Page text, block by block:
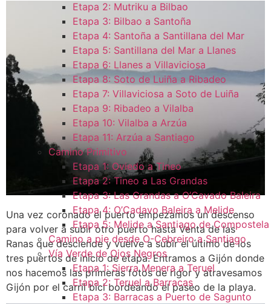
Etapa 2: Mutriku a Bilbao
Etapa 3: Bilbao a Santoña
Etapa 4: Santoña a Santillana del Mar
Etapa 5: Santillana del Mar a Llanes
Etapa 6: Llanes a Villaviciosa
Etapa 8: Soto de Luiña a Ribadeo
Etapa 7: Villaviciosa a Soto de Luiña
Etapa 9: Ribadeo a Vilalba
Etapa 10: Vilalba a Arzúa
Etapa 11: Arzúa a Santiago
Camino Primitivo
Etapa 1: Oviedo a Tineo
Etapa 2: Tineo a Las Grandas
Etapa 3: Las Grandas a O’Cavado Baleira
Etapa 4: O’Cadavo Baleira a Melide
Etapa 5: Melide a Santiago de Compostela
Camino a pie desde O-Cebreiro a Santiago
Vía Verde de Ojos Negros
Etapa 1: Sierra Menera a Teruel
Etapa 2: Teruel a Barracas
Etapa 3: Barracas a Puerto de Sagunto
Una vez coronado el puerto empezamos un descenso
para volver a subir otro puerto hasta Venta de las
Ranas que desciende y vuelve a subir el último de los
tres puertos de inicio de etapa. Entramos a Gijón donde
nos hacemos las primeras fotos de rigor y atravesamos
Gijón por el carril bici bordeando el paseo de la playa.